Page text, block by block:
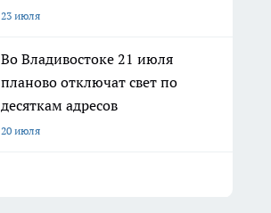
23 июля
Во Владивостоке 21 июля
планово отключат свет по
десяткам адресов
20 июля